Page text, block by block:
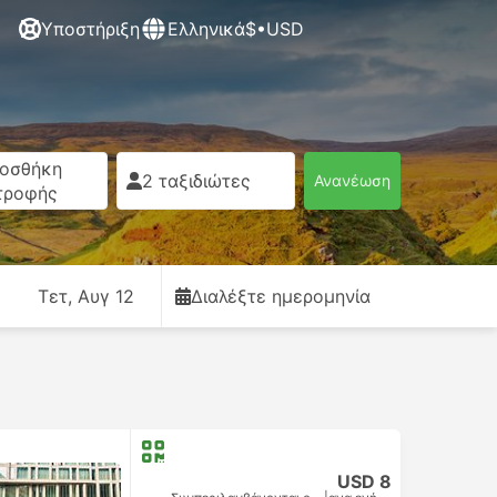
Υποστήριξη Ελληνικά$•USD
2 ταξιδιώτες Ανανέωση
Τετ, Αυγ 12 Διαλέξτε ημερομηνία
USD 8